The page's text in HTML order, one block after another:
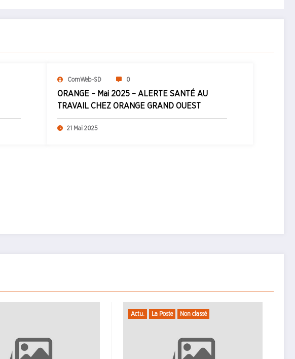
ComWeb-SD 0
ORANGE – Mai 2025 – ALERTE SANTÉ AU
TRAVAIL CHEZ ORANGE GRAND OUEST
21 Mai 2025
Non classé